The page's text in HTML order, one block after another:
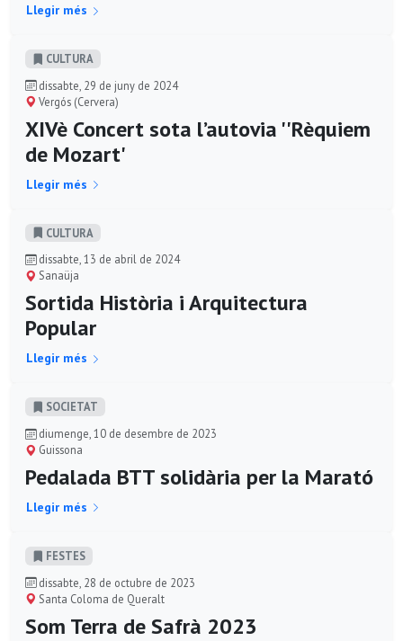
Llegir més
CULTURA
dissabte, 29 de juny de 2024
Vergós (Cervera)
XIVè Concert sota l’autovia ''Rèquiem
de Mozart'
Llegir més
CULTURA
dissabte, 13 de abril de 2024
Sanaüja
Sortida Història i Arquitectura
Popular
Llegir més
SOCIETAT
diumenge, 10 de desembre de 2023
Guissona
Pedalada BTT solidària per la Marató
Llegir més
FESTES
dissabte, 28 de octubre de 2023
Santa Coloma de Queralt
Som Terra de Safrà 2023